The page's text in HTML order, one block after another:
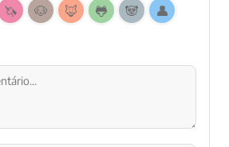
🦄 🐶 🦊 🐸 🐼
👤